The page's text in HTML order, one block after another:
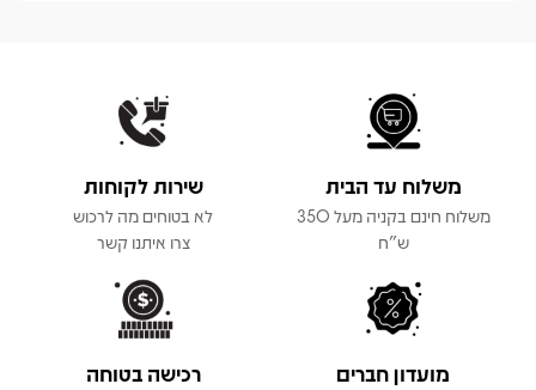
משלוח עד הבית
משלוח חינם בקניה מעל 350
ש"ח
שירות לקוחות
לא בטוחים מה לרכוש
צרו איתנו קשר
מועדון חברים רכישה בטוחה